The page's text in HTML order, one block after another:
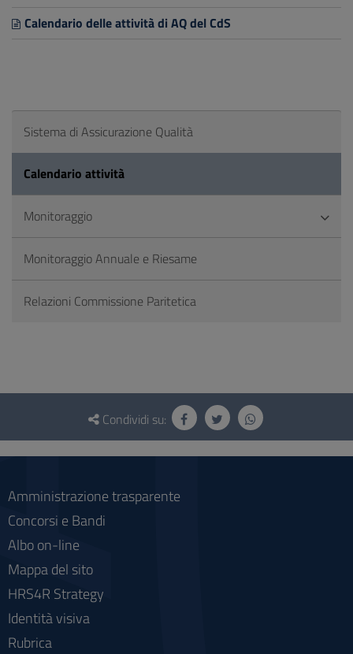
Calendario delle attività di AQ del CdS
Sistema di Assicurazione Qualità
Calendario attività
Monitoraggio
Monitoraggio Annuale e Riesame
Relazioni Commissione Paritetica
Questionario
social
Condividi su:
Amministrazione trasparente
Concorsi e Bandi
Albo on-line
Mappa del sito
HRS4R Strategy
Identità visiva
Rubrica